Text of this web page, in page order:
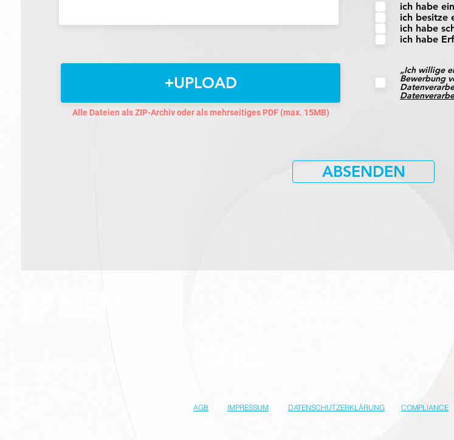
ich habe
ich besitze
ich habe
ich habe
UPLOAD
Alle Dateien als ZIP-Archiv oder als mehrseitiges PDF (max. 15MB)
„Ich willige
Bewerbung
ABSENDEN
AGB IMPRESSUM DATENSCHUTZERKLÄRUNG COMPLIANCE